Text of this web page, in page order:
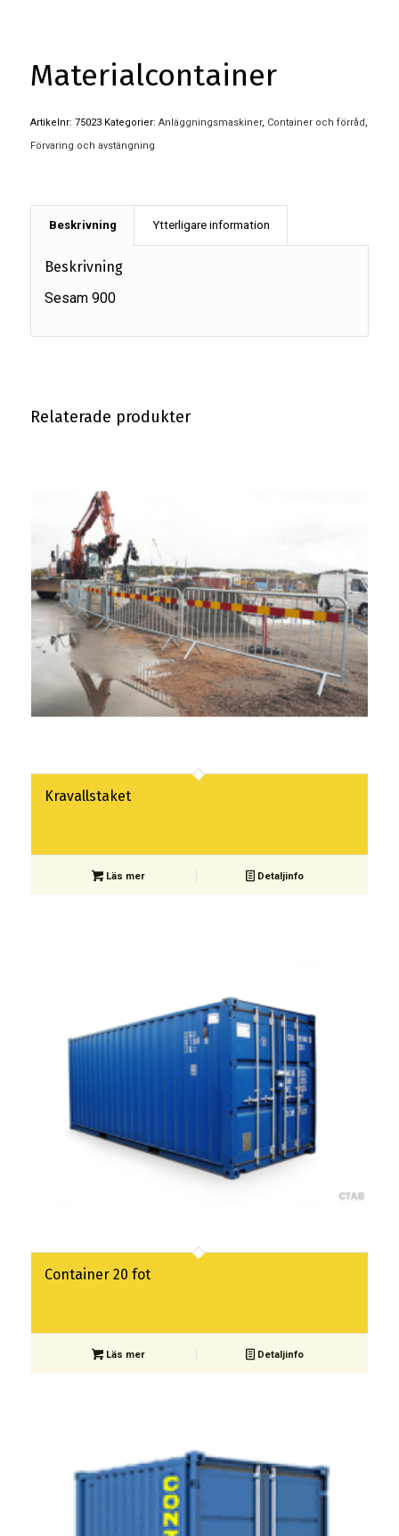
Materialcontainer
Artikelnr: 75023 Kategorier: Anläggningsmaskiner, Container och förråd,
Förvaring och avstängning
Beskrivning Ytterligare information
Beskrivning
Sesam 900
Relaterade produkter
Kravallstaket
Läs mer Detaljinfo
Container 20 fot
Läs mer Detaljinfo